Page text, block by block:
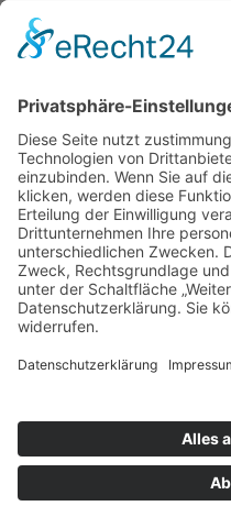
Mutschler-
Impressum
Datenschutzerklärung
Mitgliederbereich
Facebook
Instagram
Umsetzung:
Kontakt
Impressum
Datenschutzerklärung
Mitgliederbereich
Facebook
Instagram